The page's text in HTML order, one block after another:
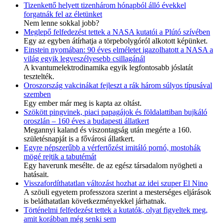
Tizenkettő helyett tizenhárom hónapból álló évekkel
forgatnák fel az életünket
Nem lenne sokkal jobb?
Meglepő felfedezést tettek a NASA kutatói a Plútó szívében
Egy az egyben átírhatja a törpebolygóról alkotott képünket.
Einstein nyomában: 90 éves elméletet igazolhatott a NASA a
világ egyik legveszélyesebb csillagánál
A kvantumelektrodinamika egyik legfontosabb jóslatát
tesztelték.
Oroszország vakcinákat fejleszt a rák három súlyos típusával
szemben
Egy ember már meg is kapta az oltást.
Szökött pingvinek, piaci papagájok és földalattiban bujkáló
oroszlán – 160 éves a budapesti állatkert
Megannyi kaland és viszontagság után megérte a 160.
születésnapját is a fővárosi állatkert.
Egyre népszerűbb a vérfertőzést imitáló pornó, mostohák
mögé rejtik a tabutémát
Egy haverunk mesélte. de az egész társadalom nyögheti a
hatásait.
Visszafordíthatatlan változást hozhat az idei szuper El Nino
A szöuli egyetem professzora szerint a mesterséges eljárások
is beláthatatlan következményekkel járhatnak.
Történelmi felfedezést tettek a kutatók, olyat figyeltek meg,
amit korábban még senki sem